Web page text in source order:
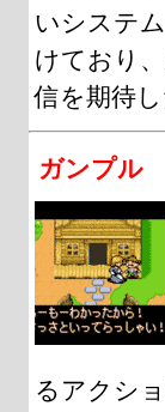
いシステ
けており
信を期待
ガンプル
るアクショ